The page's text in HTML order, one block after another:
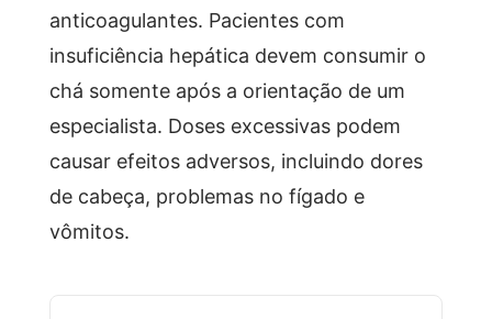
anticoagulantes. Pacientes com
insuficiência hepática devem consumir o
chá somente após a orientação de um
especialista. Doses excessivas podem
causar efeitos adversos, incluindo dores
de cabeça, problemas no fígado e
vômitos.